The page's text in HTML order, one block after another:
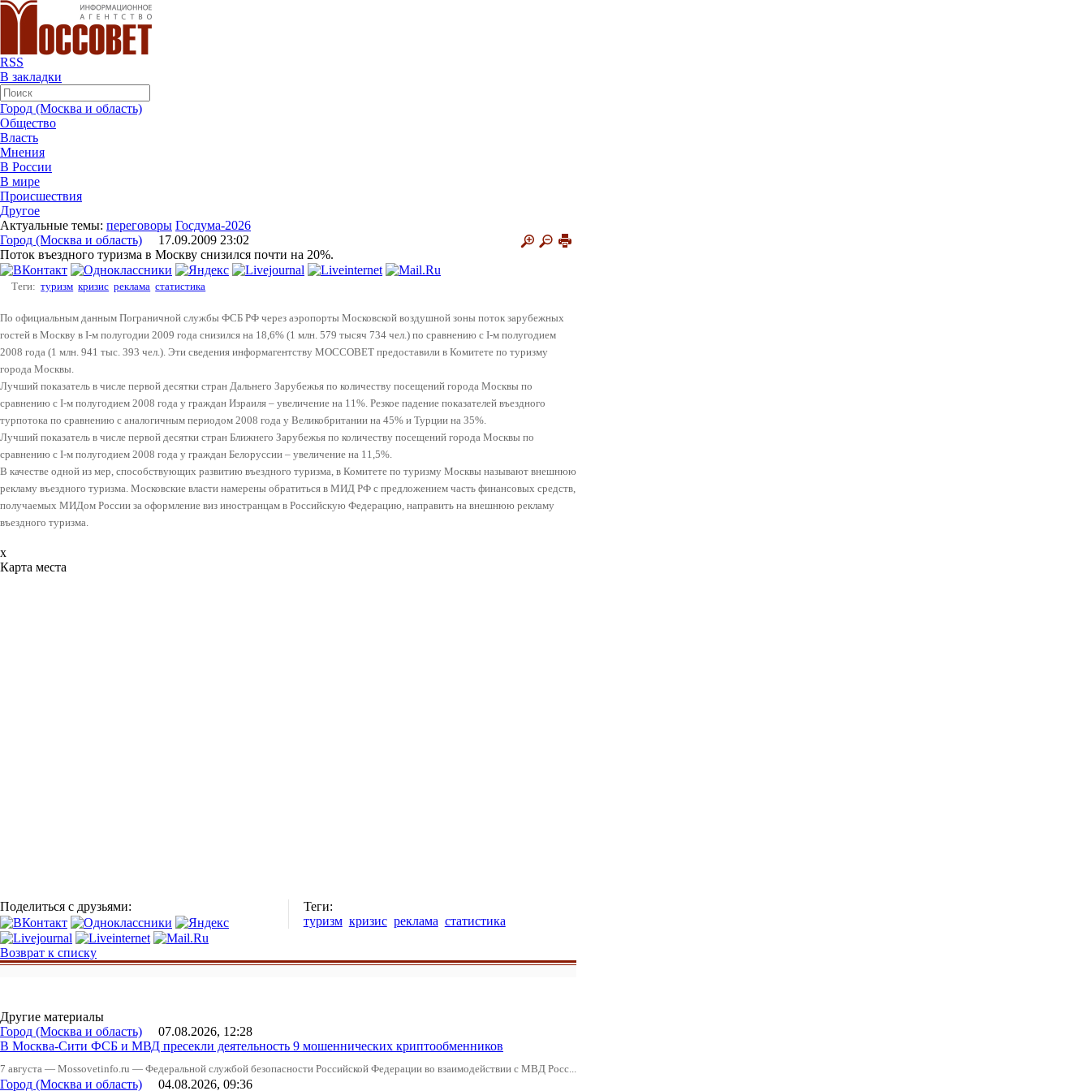
RSS
В закладки
Город (Москва и область)
Общество
Власть
Мнения
В России
В мире
Происшествия
Другое
Актуальные темы: переговоры Госдума-2026
Город (Москва и область) 17.09.2009 23:02
Поток въездного туризма в Москву снизился почти на 20%.
Теги: туризм кризис реклама статистика
По официальным данным Пограничной службы ФСБ РФ через аэропорты Московской воздушной зоны поток зарубежных
гостей в Москву в I-м полугодии 2009 года снизился на 18,6% (1 млн. 579 тысяч 734 чел.) по сравнению с I-м полугодием
2008 года (1 млн. 941 тыс. 393 чел.). Эти сведения информагентству МОССОВЕТ предоставили в Комитете по туризму
города Москвы.
Лучший показатель в числе первой десятки стран Дальнего Зарубежья по количеству посещений города Москвы по
сравнению с I-м полугодием 2008 года у граждан Израиля – увеличение на 11%. Резкое падение показателей въездного
турпотока по сравнению с аналогичным периодом 2008 года у Великобритании на 45% и Турции на 35%.
Лучший показатель в числе первой десятки стран Ближнего Зарубежья по количеству посещений города Москвы по
сравнению с I-м полугодием 2008 года у граждан Белоруссии – увеличение на 11,5%.
В качестве одной из мер, способствующих развитию въездного туризма, в Комитете по туризму Москвы называют внешнюю
рекламу въездного туризма. Московские власти намерены обратиться в МИД РФ с предложением часть финансовых средств,
получаемых МИДом России за оформление виз иностранцам в Российскую Федерацию, направить на внешнюю рекламу
въездного туризма.
x
Карта места
Поделиться с друзьями:
Теги:
туризм кризис реклама статистика
Возврат к списку
Другие материалы
Город (Москва и область) 07.08.2026, 12:28
В Москва-Сити ФСБ и МВД пресекли деятельность 9 мошеннических криптообменников
7 августа — Mossovetinfo.ru — Федеральной службой безопасности Российской Федерации во взаимодействии с МВД Росс...
Город (Москва и область) 04.08.2026, 09:36